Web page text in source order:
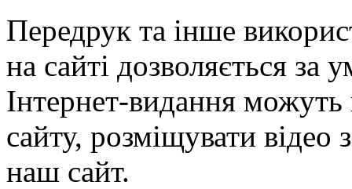
Передрук та інше
на сайті дозволяється
Інтернет-видання можуть
сайту, розміщувати відео
наш сайт.